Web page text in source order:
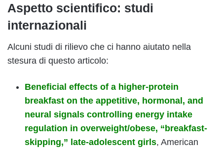
Aspetto scientifico: studi
internazionali
Alcuni studi di rilievo che ci hanno aiutato nella
stesura di questo articolo:
Beneficial effects of a higher-protein
breakfast on the appetitive, hormonal, and
neural signals controlling energy intake
regulation in overweight/obese, “breakfast-
skipping,” late-adolescent girls, American